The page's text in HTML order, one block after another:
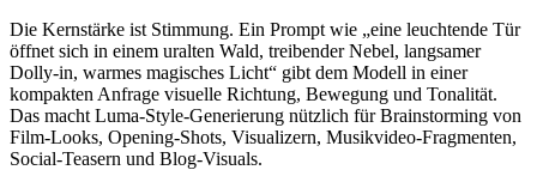
Die Kernstärke ist Stimmung. Ein Prompt wie „eine leuchtende Tür
öffnet sich in einem uralten Wald, treibender Nebel, langsamer
Dolly-in, warmes magisches Licht“ gibt dem Modell in einer
kompakten Anfrage visuelle Richtung, Bewegung und Tonalität.
Das macht Luma-Style-Generierung nützlich für Brainstorming von
Film-Looks, Opening-Shots, Visualizern, Musikvideo-Fragmenten,
Social-Teasern und Blog-Visuals.